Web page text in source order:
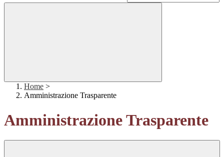
Home >
Amministrazione Trasparente
Amministrazione Trasparente